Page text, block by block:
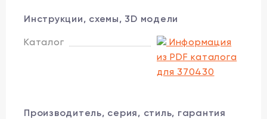
Инструкции, схемы, 3D модели
Каталог
Информация
из PDF каталога
для 370430
Производитель, серия, стиль, гарантия